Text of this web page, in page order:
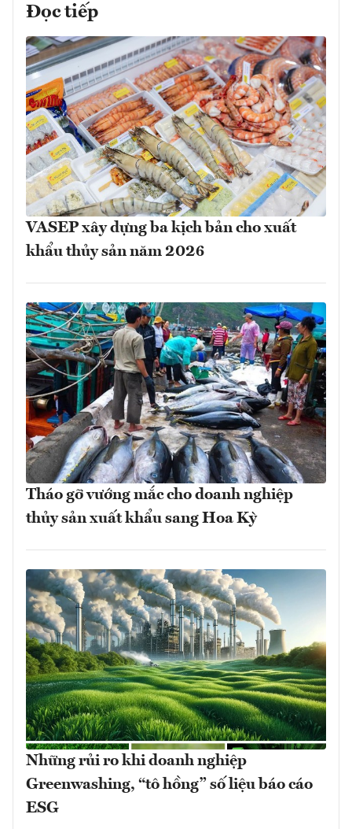
Đọc tiếp
VASEP xây dựng ba kịch bản cho xuất
khẩu thủy sản năm 2026
Tháo gỡ vướng mắc cho doanh nghiệp
thủy sản xuất khẩu sang Hoa Kỳ
Những rủi ro khi doanh nghiệp
Greenwashing, “tô hồng” số liệu báo cáo
ESG